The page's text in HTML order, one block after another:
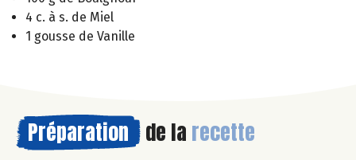
4 c. à s. de Miel
1 gousse de Vanille
Préparation de la recette